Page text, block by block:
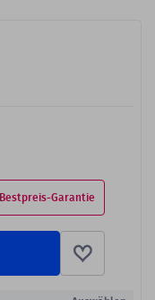
Bestpreis-Garantie